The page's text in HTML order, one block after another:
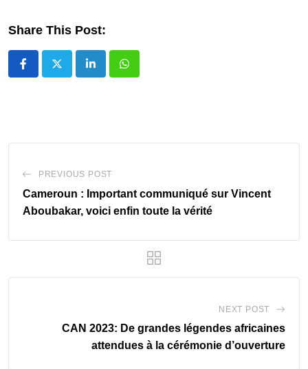
Share This Post:
LinkedIn Whatsapp
PREVIOUS POST
Cameroun : Important communiqué sur Vincent
Aboubakar, voici enfin toute la vérité
NEXT POST
CAN 2023: De grandes légendes africaines
attendues à la cérémonie d’ouverture